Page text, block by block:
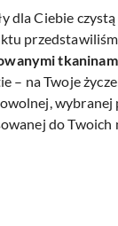
dla Ciebie
– na Twoje
wybranej
do Twoich